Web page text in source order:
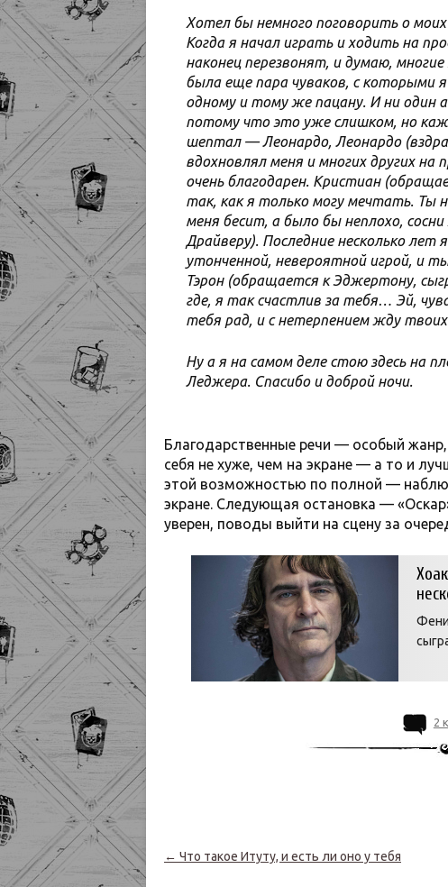
Хотел бы немного поговорить о
Когда я начал играть и ходить на
наконец перезвонят, и думаю,
была еще пара чуваков, с которыми
одному и тому же пацану. И ни один
потому что это уже слишком, но
шептал — Леонардо, Леонардо
вдохновлял меня и многих других на
очень благодарен. Кристиан
так, как я только могу мечтать. Ты
меня бесит, а было бы неплохо,
Драйверу). Последние несколько лет
утонченной, невероятной игрой, и
Тэрон (обращается к Эджертону,
где, я так счастлив за тебя… Эй,
тебя рад, и с нетерпением жду
Ну а я на самом деле стою здесь на
Леджера. Спасибо и доброй ночи.
Благодарственные речи — особый
себя не хуже, чем на экране — а то и
этой возможностью по полной —
экране. Следующая остановка —
уверен, поводы выйти на сцену за
2
Навигация по записям
← Что такое Итуту, и есть ли оно у тебя